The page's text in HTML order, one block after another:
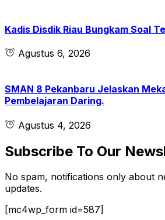
Kadis Disdik Riau Bungkam Soal
Agustus 6, 2026
SMAN 8 Pekanbaru Jelaskan
Pembelajaran Daring.
Agustus 4, 2026
Subscribe To Our
No spam, notifications only about
updates.
[mc4wp_form id=587]